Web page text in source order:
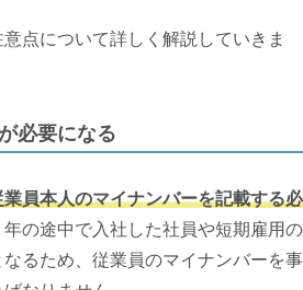
点について詳しく解説していきま
必要になる
員本人のマイナンバーを記載する必
年の途中で入社した社員や短期雇用の
るため、従業員のマイナンバーを事